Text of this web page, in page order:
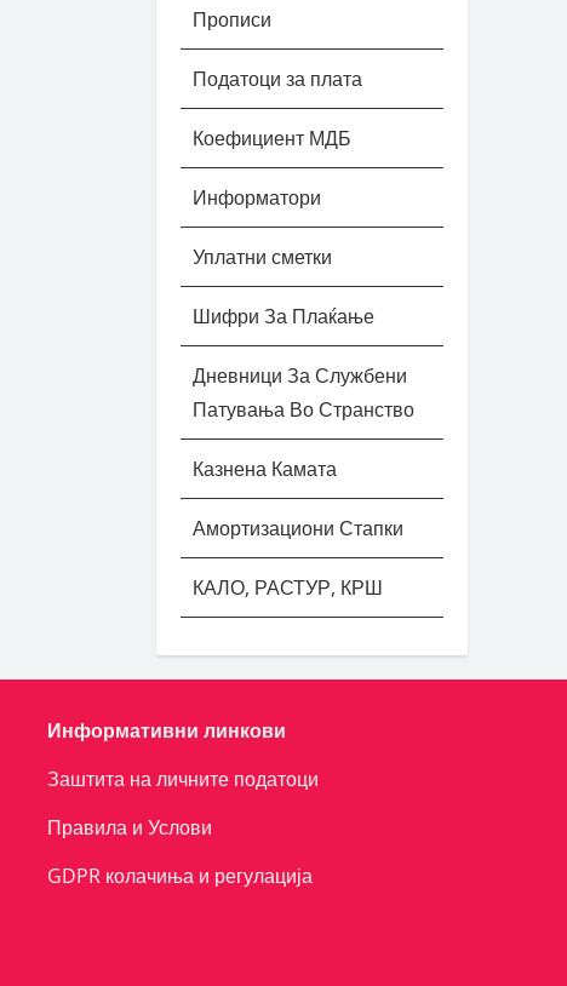
Прописи
Податоци за плата
Коефициент МДБ
Информатори
Уплатни сметки
Шифри За Плаќање
Дневници За Службени
Патувања Во Странство
Казнена Камата
Амортизациони Стапки
КАЛО, РАСТУР, КРШ
Информативни линкови
Заштита на личните податоци
Правила и Услови
GDPR колачиња и регулација